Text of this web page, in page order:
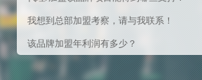
我想到总部加盟考察，请与我联系！
该品牌加盟年利润有多少？